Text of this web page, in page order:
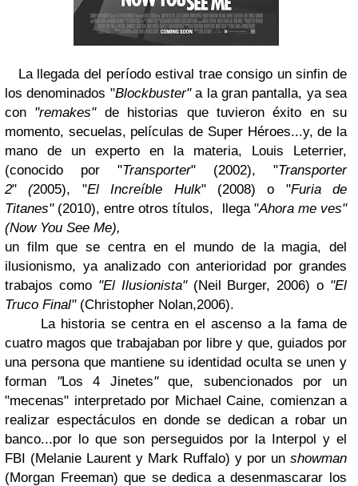
La llegada del período estival trae consigo un sinfin de
los denominados "Blockbuster"a la gran pantalla, ya sea
con "remakes"de historias que tuvieron éxito en su
momento, secuelas, películas de Super Héroes...y, de la
mano de un experto en la materia, Louis Leterrier,
(conocido por "Transporter" (2002), "Transporter
2"(2005), "El Increíble Hulk" (2008) o "Furia de
Titanes"(2010), entre otros títulos, llega "Ahora me ves"
(Now You See Me),
un film que se centra en el mundo de la magia, del
ilusionismo, ya analizado con anterioridad por grandes
trabajos como "El Ilusionista" (Neil Burger, 2006) o "El
Truco Final" (Christopher Nolan,2006).
La historia se centra en el ascenso a la fama de
cuatro magos que trabajaban por libre y que, guiados por
una persona que mantiene su identidad oculta se unen y
forman "Los 4 Jinetes"que, subencionados por un
"mecenas" interpretado por Michael Caine, comienzan a
realizar espectáculos en donde se dedican a robar un
banco...por lo que son perseguidos por la Interpol y el
FBI (Melanie Laurent y Mark Ruffalo) y por un showman
(Morgan Freeman) que se dedica a desenmascarar los